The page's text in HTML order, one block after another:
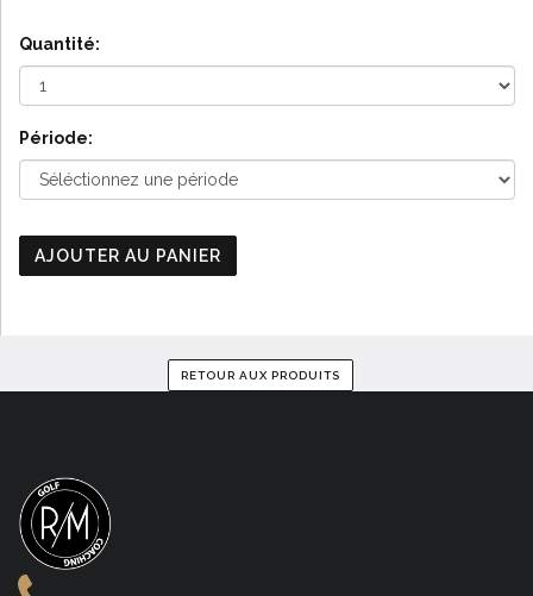
Quantité:
Période:
AJOUTER AU PANIER
RETOUR AUX PRODUITS